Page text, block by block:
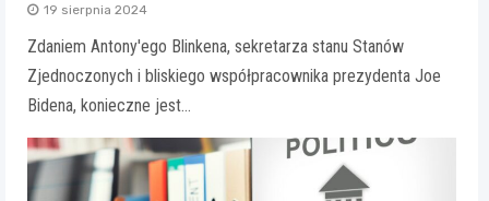
19 sierpnia 2024
Zdaniem Antony'ego Blinkena, sekretarza stanu Stanów
Zjednoczonych i bliskiego współpracownika prezydenta Joe
Bidena, konieczne jest…